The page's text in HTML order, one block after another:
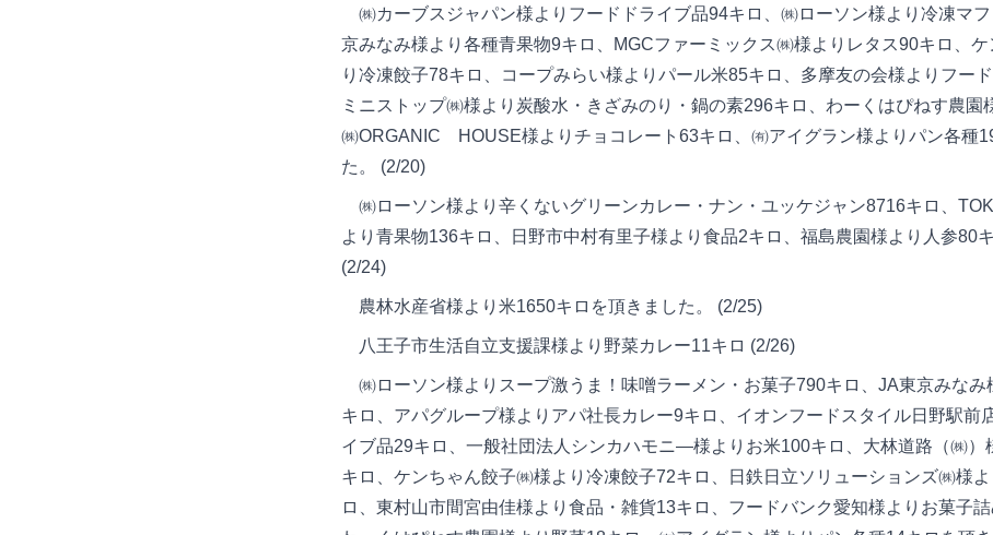
㈱カーブスジャパン様よりフードドライブ品94キロ、㈱ローソン様より冷凍マ
京みなみ様より各種青果物9キロ、MGCファーミックス㈱様よりレタス90キロ、ケ
り冷凍餃子78キロ、コープみらい様よりパール米85キロ、多摩友の会様よりフード
ミニストップ㈱様より炭酸水・きざみのり・鍋の素296キロ、わーくはぴねす農園
㈱ORGANIC HOUSE様よりチョコレート63キロ、㈲アイグラン様よりパン各種
た。 (2/20)
㈱ローソン様より辛くないグリーンカレー・ナン・ユッケジャン8716キロ、
より青果物136キロ、日野市中村有里子様より食品2キロ、福島農園様より人参80
(2/24)
農林水産省様より米1650キロを頂きました。 (2/25)
八王子市生活自立支援課様より野菜カレー11キロ (2/26)
㈱ローソン様よりスープ激うま！味噌ラーメン・お菓子790キロ、JA東京みなみ
キロ、アパグループ様よりアパ社長カレー9キロ、イオンフードスタイル日野駅前
イブ品29キロ、一般社団法人シンカハモニ―様よりお米100キロ、大林道路（㈱）
キロ、ケンちゃん餃子㈱様より冷凍餃子72キロ、日鉄日立ソリューションズ㈱様
ロ、東村山市間宮由佳様より食品・雑貨13キロ、フードバンク愛知様よりお菓子詰